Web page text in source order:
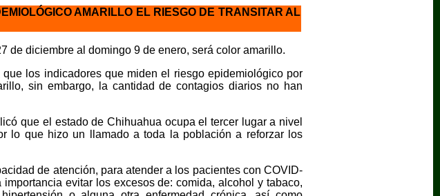
AMARILLO EL RIESGO DE TRANSITAR AL
de diciembre al domingo 9 de enero, será color amarillo.
los indicadores que miden el riesgo epidemiológico por
sin embargo, la cantidad de contagios diarios no han
que el estado de Chihuahua ocupa el tercer lugar a nivel
lo que hizo un llamado a toda la población a reforzar los
de atención, para atender a los pacientes con COVID-
evitar los excesos de: comida, alcohol y tabaco,